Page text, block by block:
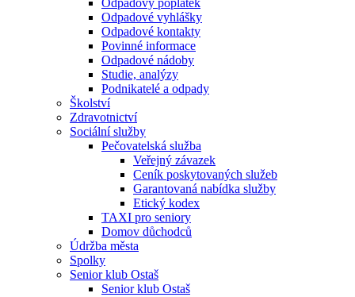
Odpadový poplatek
Odpadové vyhlášky
Odpadové kontakty
Povinné informace
Odpadové nádoby
Studie, analýzy
Podnikatelé a odpady
Školství
Zdravotnictví
Sociální služby
Pečovatelská služba
Veřejný závazek
Ceník poskytovaných služeb
Garantovaná nabídka služby
Etický kodex
TAXI pro seniory
Domov důchodců
Údržba města
Spolky
Senior klub Ostaš
Senior klub Ostaš